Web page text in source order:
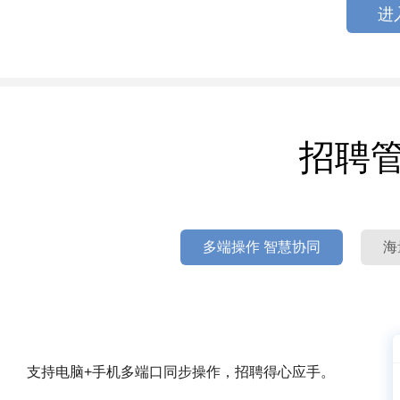
进
招聘
多端操作 智慧协同 海
支持电脑+手机多端口同步操作，招聘得心应手。